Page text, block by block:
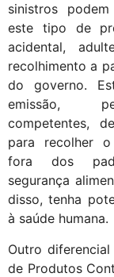
sinistros
este tipo de
acidental,
recolhimento a
do governo.
emissão,
competentes,
para recolher
fora dos
segurança
disso, tenha
à saúde humana.
Outro
de Produtos